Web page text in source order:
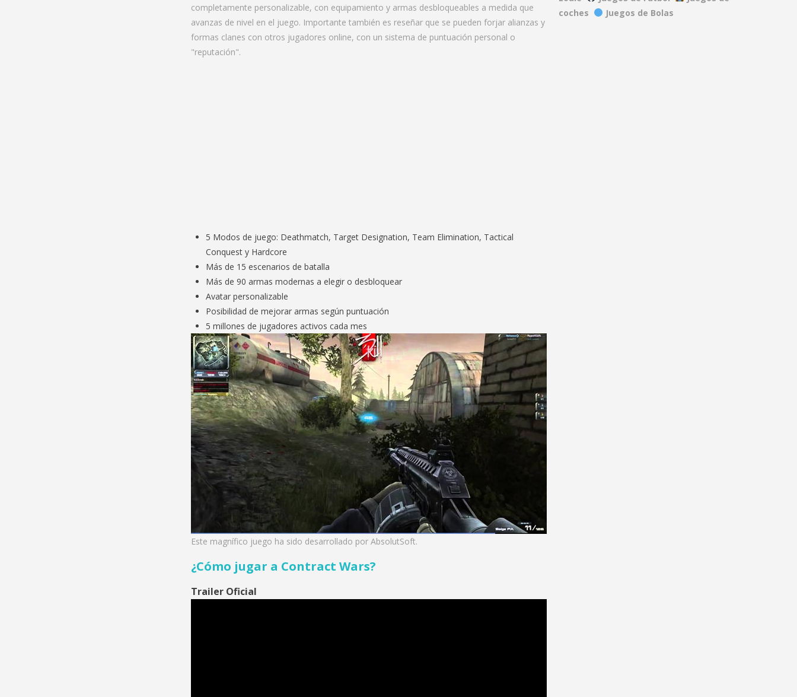
completamente personalizable, con equipamiento y armas desbloqueables a medida que
avanzas de nivel en el juego. Importante también es reseñar que se pueden forjar alianzas y
formas clanes con otros jugadores online, con un sistema de puntuación personal o
"reputación".
5 Modos de juego: Deathmatch, Target Designation, Team Elimination, Tactical
Conquest y Hardcore
Más de 15 escenarios de batalla
Más de 90 armas modernas a elegir o desbloquear
Avatar personalizable
Posibilidad de mejorar armas según puntuación
5 millones de jugadores activos cada mes
Este magnífico juego ha sido desarrollado por AbsolutSoft.
¿Cómo jugar a Contract Wars?
Trailer Oficial
coches
Juegos de Bolas